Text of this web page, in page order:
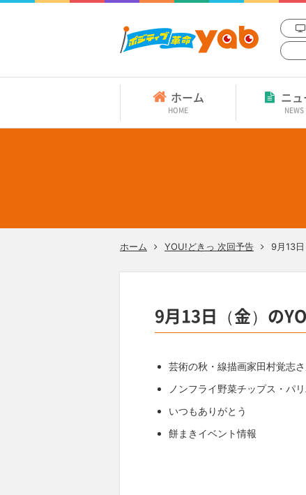
ホーム
HOME
ニ
NEWS
ホーム YOU!どきっ 次回予告 9月13
9月13日（金）の
芸術の秋・線描画家田村覚志
ノンフライ野菜チップス・パ
いつもありがとう
餅まきイベント情報